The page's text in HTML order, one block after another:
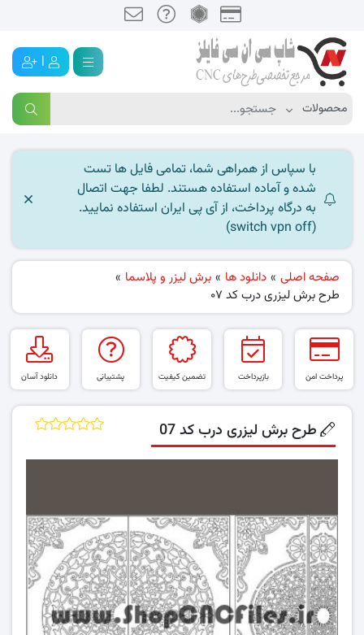
|
با سپاس از همراهی شما، تمامی فایل ها تست
شده و آماده استفاده هستند. لطفا جهت اتصال
به درگاه پرداخت، از آی پی ایران استفاده نمایید.
(switch vpn off)
صفحه اصلی » دانلود ها » برش لیزر و پلاسما »
طرح برش لیزری درب کد 07
پرداخت امن بازپرداخت تضمین کیفیت پشتیبانی دانلود آسان
طرح برش لیزری درب کد 07